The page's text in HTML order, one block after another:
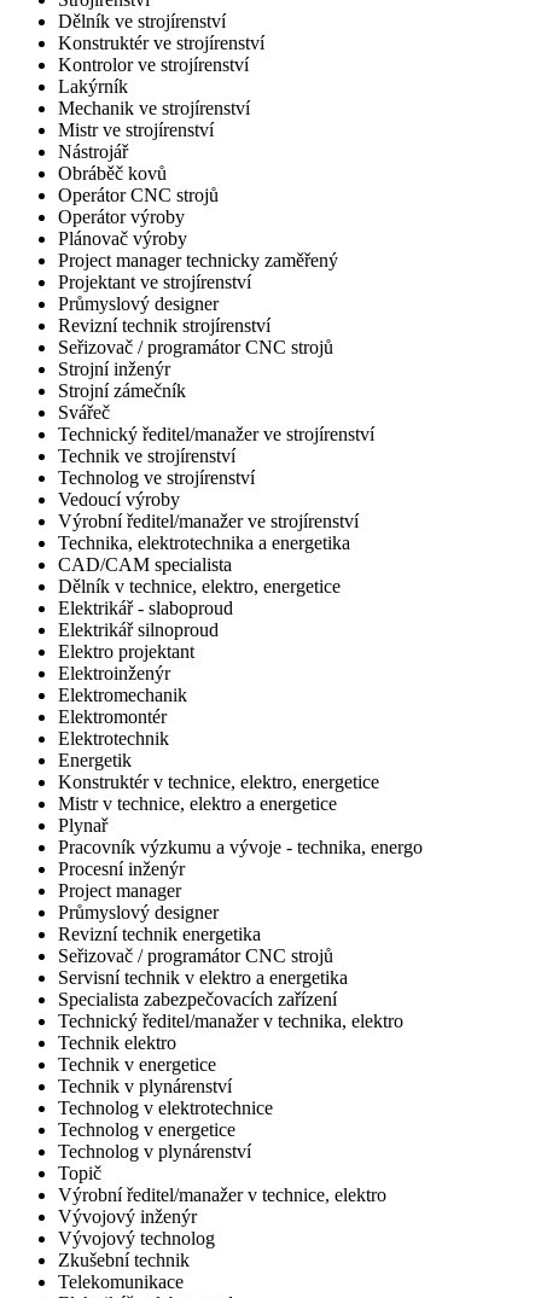
Dělník ve strojírenství
Konstruktér ve strojírenství
Kontrolor ve strojírenství
Lakýrník
Mechanik ve strojírenství
Mistr ve strojírenství
Nástrojář
Obráběč kovů
Operátor CNC strojů
Operátor výroby
Plánovač výroby
Project manager technicky zaměřený
Projektant ve strojírenství
Průmyslový designer
Revizní technik strojírenství
Seřizovač / programátor CNC strojů
Strojní inženýr
Strojní zámečník
Svářeč
Technický ředitel/manažer ve strojírenství
Technik ve strojírenství
Technolog ve strojírenství
Vedoucí výroby
Výrobní ředitel/manažer ve strojírenství
Technika, elektrotechnika a energetika
CAD/CAM specialista
Dělník v technice, elektro, energetice
Elektrikář - slaboproud
Elektrikář silnoproud
Elektro projektant
Elektroinženýr
Elektromechanik
Elektromontér
Elektrotechnik
Energetik
Konstruktér v technice, elektro, energetice
Mistr v technice, elektro a energetice
Plynař
Pracovník výzkumu a vývoje - technika, energo
Procesní inženýr
Project manager
Průmyslový designer
Revizní technik energetika
Seřizovač / programátor CNC strojů
Servisní technik v elektro a energetika
Specialista zabezpečovacích zařízení
Technický ředitel/manažer v technika, elektro
Technik elektro
Technik v energetice
Technik v plynárenství
Technolog v elektrotechnice
Technolog v energetice
Technolog v plynárenství
Topič
Výrobní ředitel/manažer v technice, elektro
Vývojový inženýr
Vývojový technolog
Zkušební technik
Telekomunikace